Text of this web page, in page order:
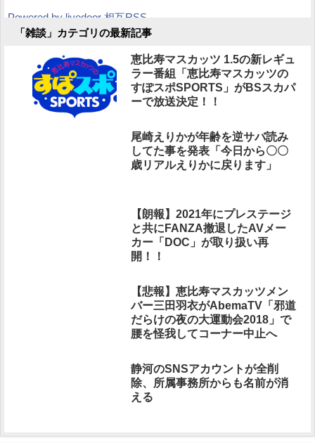
Powered by livedoor 相互RSS
「雑談」カテゴリの最新記事
恵比寿マスカッツ 1.5の新レギュ
ラー番組「恵比寿マスカッツの
すぽスポSPORTS」がBSスカパ
ーで放送決定！！
尾崎えりかが年齢を逆サバ読み
してた事を発表「今日から〇〇
歳リアルえりかに戻ります」
【朗報】2021年にプレステージ
と共にFANZA撤退したAVメー
カー「DOC」が取り扱い再
開！！
【悲報】恵比寿マスカッツメン
バー三田羽衣がAbemaTV「邪道
だらけの夜の大運動会2018」で
腰を怪我してコーナー中止へ
静河のSNSアカウントが全削
除、所属事務所からも名前が消
える